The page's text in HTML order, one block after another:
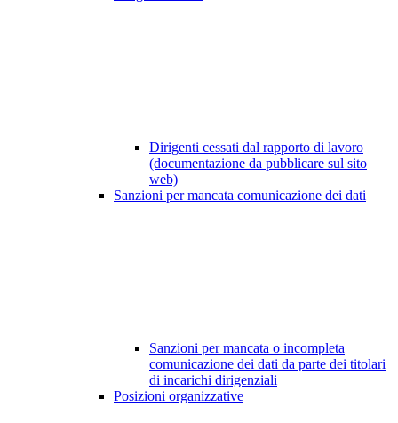
Dirigenti cessati dal rapporto di lavoro
(documentazione da pubblicare sul sito
web)
Sanzioni per mancata comunicazione dei dati
Sanzioni per mancata o incompleta
comunicazione dei dati da parte dei titolari
di incarichi dirigenziali
Posizioni organizzative